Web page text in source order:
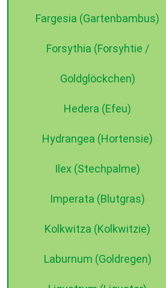
300- 350 cm, Sol mDb
Fargesia (Gartenbambus)
Forsythia (Forsyhtie /
Goldglöckchen)
Hedera (Efeu)
Hydrangea (Hortensie)
Ilex (Stechpalme)
Imperata (Blutgras)
Kolkwitza (Kolkwitzie)
Laburnum (Goldregen)
©2015 dehne internet